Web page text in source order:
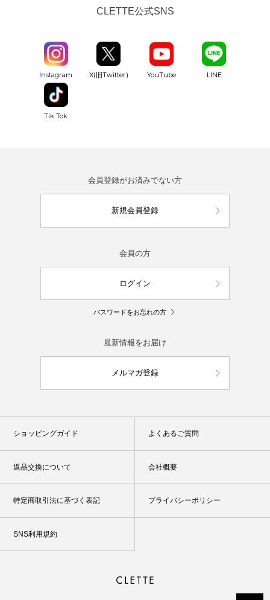
CLETTE公式SNS
Instagram X(旧Twitter) YouTube LINE
Tik Tok
会員登録がお済みでない方
新規会員登録
会員の方
ログイン
パスワードをお忘れの方
最新情報をお届け
メルマガ登録
ショッピングガイド よくあるご質問
返品交換について 会社概要
特定商取引法に基づく表記 プライバシーポリシー
SNS利用規約